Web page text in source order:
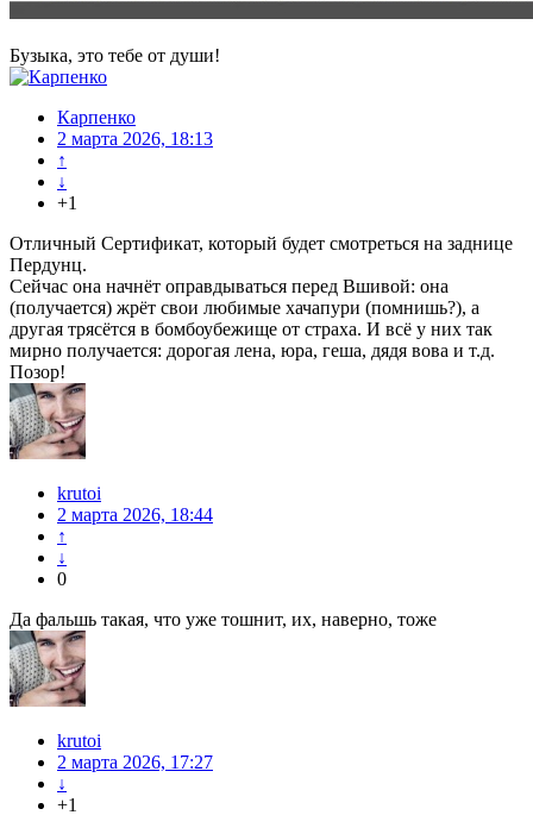
Бузыка, это тебе от души!
Карпенко
2 марта 2026, 18:13
↑
↓
+1
Отличный Сертификат, который будет смотреться на заднице
Пердунц.
Сейчас она начнёт оправдываться перед Вшивой: она
(получается) жрёт свои любимые хачапури (помнишь?), а
другая трясётся в бомбоубежище от страха. И всё у них так
мирно получается: дорогая лена, юра, геша, дядя вова и т.д.
Позор!
krutoi
2 марта 2026, 18:44
↑
↓
0
Да фальшь такая, что уже тошнит, их, наверно, тоже
krutoi
2 марта 2026, 17:27
↓
+1